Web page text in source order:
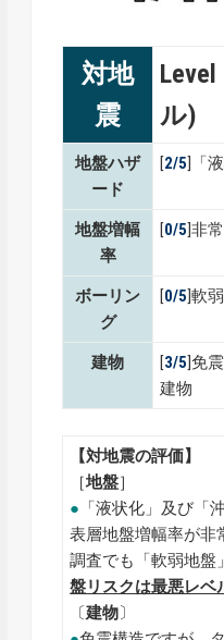
対地
震
ル)
地盤ハザ
ード
[2/5]「
地盤増幅
率
[0/5]非
ボーリン
グ
[0/5]軟
建物 [3/5]免
建物
【対地震の評価】
［地盤］
● 「液状化」及び「
表層地盤増幅率が非
調査でも「軟弱地盤
盤リスクは最悪レベ
〔建物〕